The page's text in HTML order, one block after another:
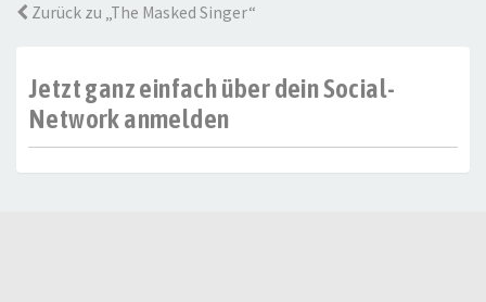
Zurück zu „The Masked Singer“
Jetzt ganz einfach über dein Social-
Network anmelden